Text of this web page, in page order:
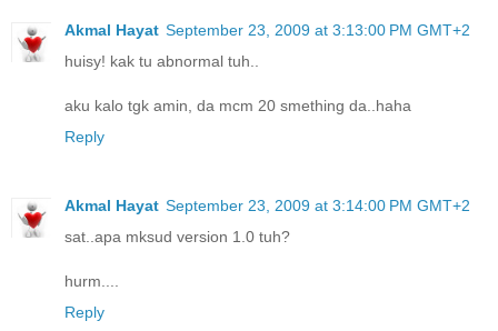
Akmal Hayat September 23, 2009 at 3:13:00 PM GMT+2
huisy! kak tu abnormal tuh..
aku kalo tgk amin, da mcm 20 smething da..haha
Reply
Akmal Hayat September 23, 2009 at 3:14:00 PM GMT+2
sat..apa mksud version 1.0 tuh?
hurm....
Reply